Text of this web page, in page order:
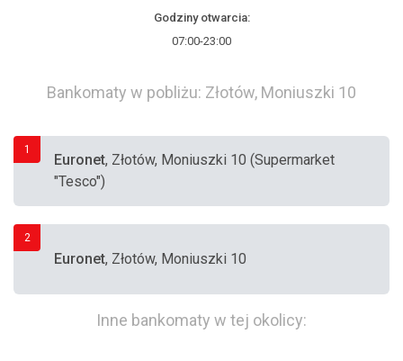
Godziny otwarcia:
07:00-23:00
Bankomaty w pobliżu: Złotów, Moniuszki 10
1
Euronet, Złotów, Moniuszki 10 (Supermarket
"Tesco")
2
Euronet, Złotów, Moniuszki 10
Inne bankomaty w tej okolicy: